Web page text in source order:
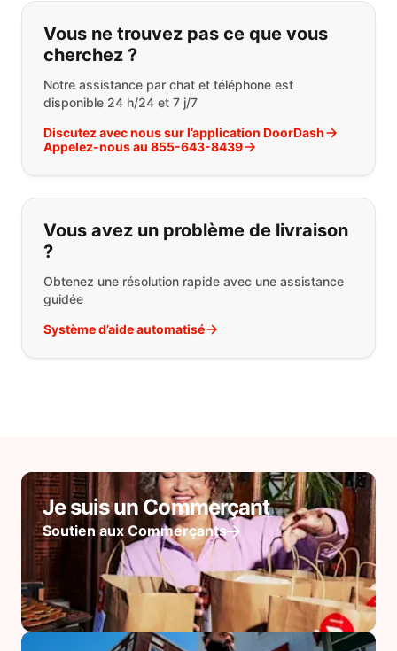
Si vous ne trouvez pas ce que vous
Vous ne trouvez pas ce que vous
cherchez ?
Notre assistance par chat et téléphone est
disponible 24 h/24 et 7 j/7
Discutez avec nous sur l’application DoorDash
Appelez-nous au 855-643-8439
Vous avez un problème de livraison
?
Obtenez une résolution rapide avec une assistance
guidée
Système d’aide automatisé
Je suis un Commerçant
Soutien aux Commerçants